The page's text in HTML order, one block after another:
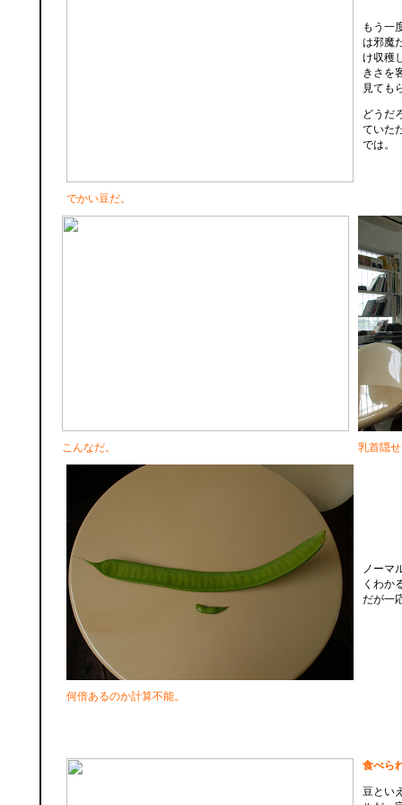
でかい豆だ。
もう一
は邪魔
け収穫
きさを
見ても
どうだ
ていた
では。
こんなだ。 乳首隠
何倍あるのか計算不能。
ノーマ
くわか
だが一
食べら
豆とい